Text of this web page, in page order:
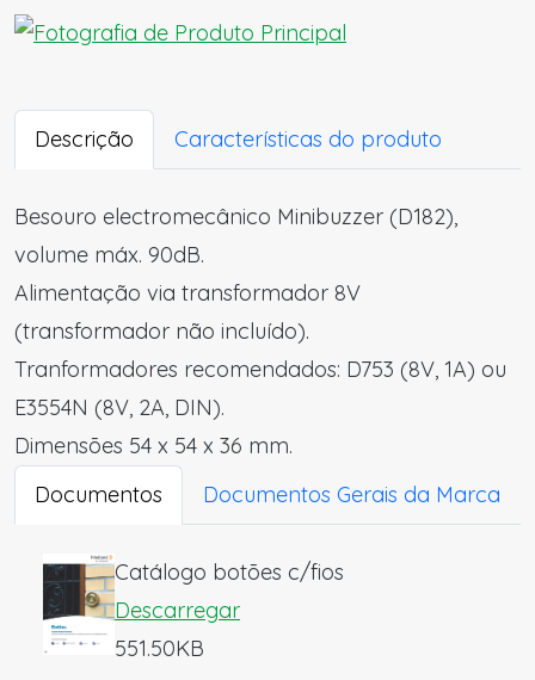
Descrição Características do produto
Besouro electromecânico Minibuzzer (D182),
volume máx. 90dB.
Alimentação via transformador 8V
(transformador não incluído).
Tranformadores recomendados: D753 (8V, 1A) ou
E3554N (8V, 2A, DIN).
Dimensões 54 x 54 x 36 mm.
Documentos
Documentos Gerais da Marca
Catálogo botões c/fios
Descarregar
551.50KB